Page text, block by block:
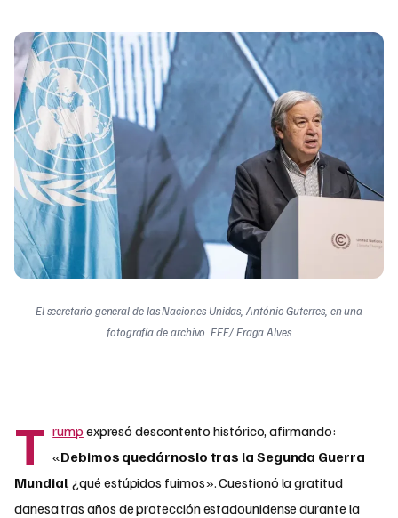
El secretario general de las Naciones Unidas, António Guterres, en una
fotografía de archivo. EFE/ Fraga Alves
T rump expresó descontento histórico, afirmando:
«Debimos quedárnoslo tras la Segunda Guerra
Mundial, ¿qué estúpidos fuimos». Cuestionó la gratitud
danesa tras años de protección estadounidense durante la